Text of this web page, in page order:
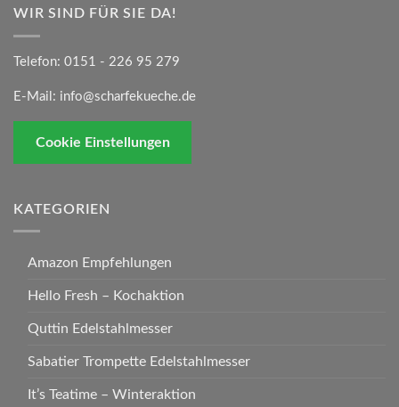
WIR SIND FÜR SIE DA!
Telefon: 0151 - 226 95 279
E-Mail: info@scharfekueche.de
Cookie Einstellungen
KATEGORIEN
Amazon Empfehlungen
Hello Fresh – Kochaktion
Quttin Edelstahlmesser
Sabatier Trompette Edelstahlmesser
It’s Teatime – Winteraktion